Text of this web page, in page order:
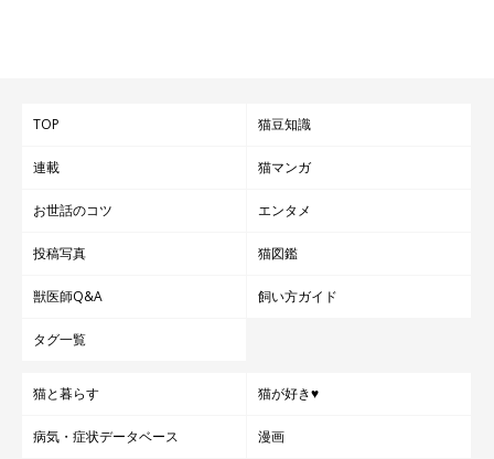
を踏むことを意識して、猫ちゃんの嫌いなことを少しずつ減らし
てあげられると良いですね。
（監修：帝京科学大学生命環境学部アニマルサイエンス学科准教
授 加隈良枝先生）
※写真はスマホアプリ「まいにちのいぬ・ねこのきもち」で投稿
TOP 猫豆知識
連載 猫マンガ
お世話のコツ エンタメ
投稿写真 猫図鑑
獣医師Q&A 飼い方ガイド
タグ一覧
猫と暮らす 猫が好き♥
病気・症状データベース 漫画